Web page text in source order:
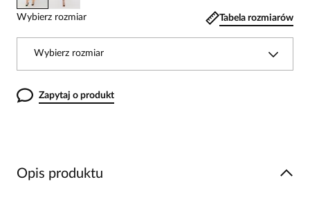
Wybierz rozmiar Tabela rozmiarów
Wybierz rozmiar
Zapytaj o produkt
Opis produktu